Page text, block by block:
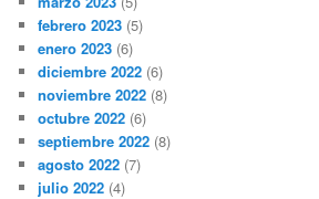
febrero 2023 (5)
enero 2023 (6)
diciembre 2022 (6)
noviembre 2022 (8)
octubre 2022 (6)
septiembre 2022 (8)
agosto 2022 (7)
julio 2022 (4)